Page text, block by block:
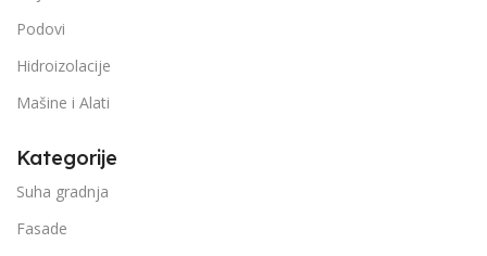
Podovi
Hidroizolacije
Mašine i Alati
Kategorije
Suha gradnja
Fasade